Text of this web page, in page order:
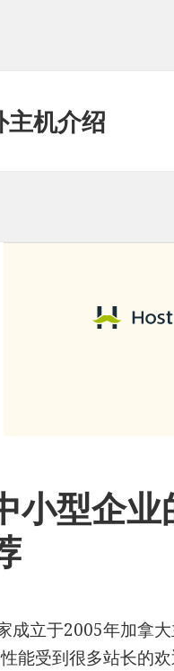
主机介绍
小型企
成立于2005年加拿
能受到很多站长的